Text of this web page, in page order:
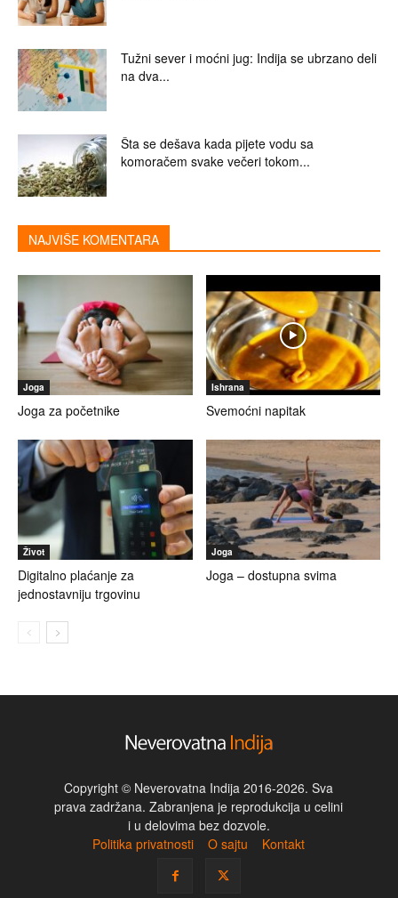
Tužni sever i moćni jug: Indija se ubrzano deli
na dva...
Šta se dešava kada pijete vodu sa
komoračem svake večeri tokom...
NAJVIŠE KOMENTARA
Joga
Joga za početnike
Ishrana
Svemoćni napitak
Život
Digitalno plaćanje za
jednostavniju trgovinu
Joga
Joga – dostupna svima
Copyright © Neverovatna Indija 2016-2026. Sva
prava zadržana. Zabranjena je reprodukcija u celini
i u delovima bez dozvole.
Politika privatnosti
O sajtu Kontakt